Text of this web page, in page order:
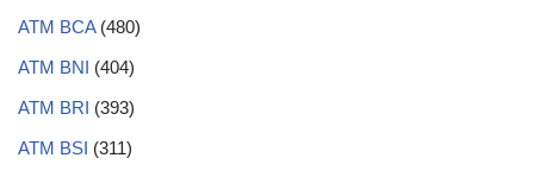
ATM BCA(480)
ATM BNI (404)
ATM BRI (393)
ATM BSI (311)